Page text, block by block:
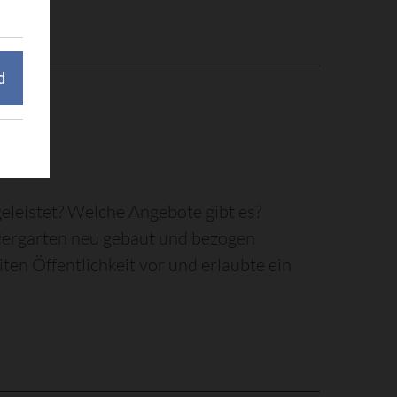
Welche Angebote gibt es?
neu gebaut und bezogen
Öffentlichkeit vor und erlaubte ein